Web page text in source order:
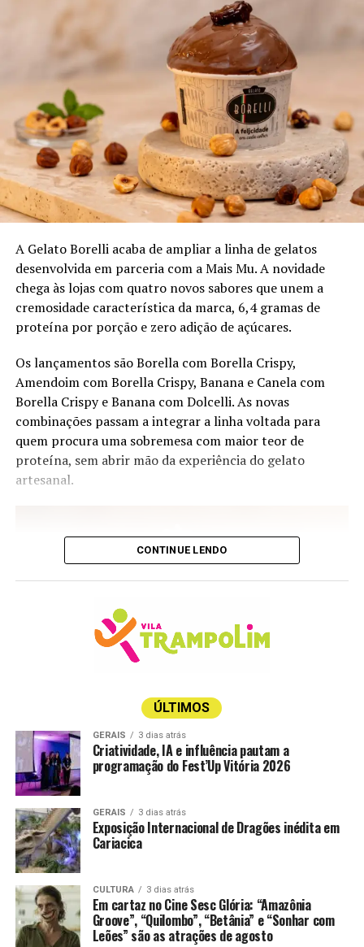
Veja a lista completa com os premiados no Top Five
da ExpoVinhos Vitória 2026.
Branco Novo Mundo
Errazuris Chardonay – produtor Viña Errazuris, Vale do
Litoral Sauv Blanc – produtor Vale Leyda; uva Sauv
Blanc; safra 2024
QPQ Gran Reserva – produtor Maipo; uva Chardonnay;
Salton Virtude – produtor Campanha Gaúcha; uva
Chardonnay; safra 2025
Sauvignon Blanc, edição Costeira – produtor Viña
Requingua, Tapihue, Casa Blanc Chile; uva Sauvignon
Blanc; safra 2025
Bricco Dei Guazzi Gavi – produtor Piemonte; uva
Guru Branco 750 ml – produtor Wine & Soul Portugal,
Douro; uva Blend de Uvas Brancas Códega do Larinho,
Gouveio, Rabigato, Viosinho); safra 2023
uva Arinto, Gouveio Rabigato, Viosino; safra 2025
Quinta Carmo – produtor Bacalhoa Portugal; uva
Roupeiro, Antão Vaz, Arinto; safra 2023
Riporta Pecorino – produtor Fantini Itália; uva
Pecorino; safra 2024
Espumante
Champagne Jules Pierlot Premier Cru Millésimé Brut BR
750 ml – produtor Collery França, Champagne; uva
Chardonnay, Meunier, Pinot Noir; safra 2019
A Gelato Borelli acaba de ampliar a linha de gelatos
desenvolvida em parceria com a Mais Mu. A novidade
chega às lojas com quatro novos sabores que unem a
cremosidade característica da marca, 6,4 gramas de
proteína por porção e zero adição de açúcares.
Os lançamentos são Borella com Borella Crispy,
Amendoim com Borella Crispy, Banana e Canela com
Borella Crispy e Banana com Dolcelli. As novas
combinações passam a integrar a linha voltada para
quem procura uma sobremesa com maior teor de
proteína, sem abrir mão da experiência do gelato
artesanal.
os novos sabores nas unidades da Gelato Borelli da Praia
do Canto e do Shopping Vitória, de acordo com a
disponibilidade de estoque.
CONTINUE LENDO
ÚLTIMOS
GERAIS 3 dias atrás
Criatividade, IA e influência pautam a
programação do Fest’Up Vitória 2026
GERAIS 3 dias atrás
Exposição Internacional de Dragões inédita em
Cariacica
CULTURA 3 dias atrás
Em cartaz no Cine Sesc Glória: “Amazônia
Groove”, “Quilombo”, “Betânia” e “Sonhar com
Leões” são as atrações de agosto